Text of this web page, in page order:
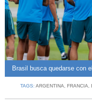
Brasil busca quedarse con
TAGS: ARGENTINA, FRANCIA,